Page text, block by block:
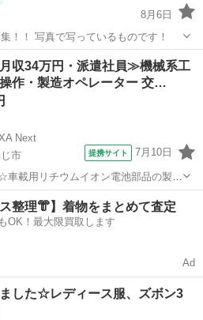
8月6日
！！ 写真で写っているものです！
その他
収34万円・派遣社員≫機械系工
作・製造オペレーター 交…
Next
市
提携サイト 7月10日
載用リチウムイオン電池部品の製造
家電付き社宅あり＆前払いで生活支援
用リチウムイオン電
ス整理👘】着物をまとめて査定
OK！最大限買取します
Ad
した☆レディース服、ズボン3